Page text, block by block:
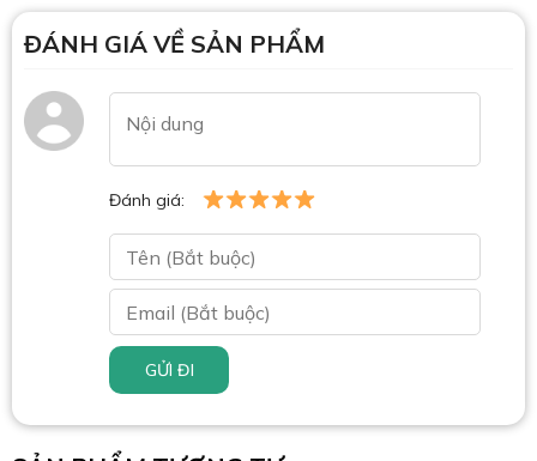
ĐÁNH GIÁ VỀ SẢN PHẨM
Đánh giá:
GỬI ĐI